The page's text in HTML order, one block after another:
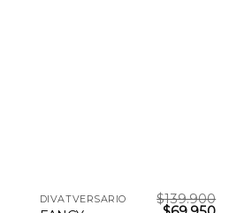
DIVATVERSARIO $139.900